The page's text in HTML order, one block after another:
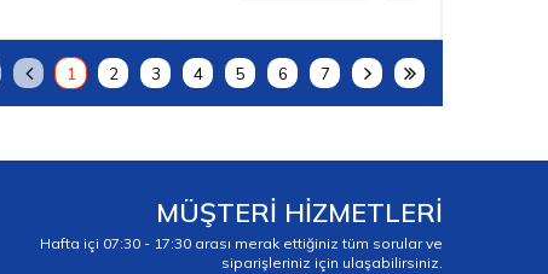
1 2 3 4 5 6 7
MÜŞTERİ HİZMETLERİ
Hafta içi 07:30 - 17:30 arası merak ettiğiniz tüm sorular ve
siparişleriniz için ulaşabilirsiniz.